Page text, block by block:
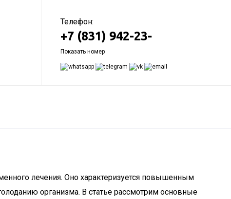
Телефон:
+7 (831) 942-23-
Показать номер
лечения. Оно характеризуется повышенным
организма. В статье рассмотрим основные